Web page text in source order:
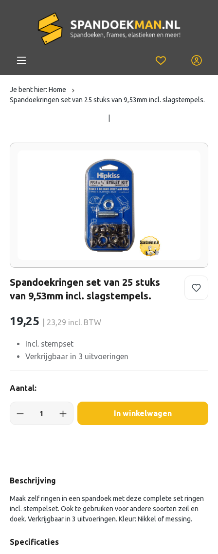
Je bent hier: Home
Spandoekringen set van 25 stuks van 9,53mm incl. slagstempels.
Spandoekringen set van 25 stuks
van 9,53mm incl. slagstempels.
19,25 | 23,29 incl. BTW
Incl. stempset
Verkrijgbaar in 3 uitvoeringen
Aantal:
In winkelwagen
Beschrijving
Maak zelf ringen in een spandoek met deze complete set ringen
incl. stempelset. Ook te gebruiken voor andere soorten zeil en
doek. Verkrijgbaar in 3 uitvoeringen. Kleur: Nikkel of messing.
Specificaties